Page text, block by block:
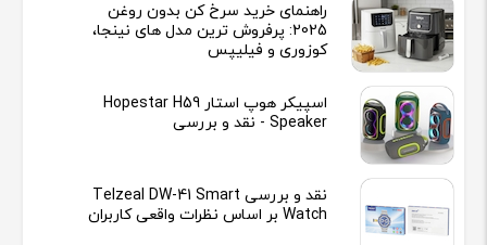
راهنمای خرید سرخ کن بدون روغن
2025: پرفروش ترین مدل های نینجا،
کوزوری و فیلیپس
اسپیکر هوپ استار Hopestar H59
Speaker - نقد و بررسی
نقد و بررسی Telzeal DW-41 Smart
Watch بر اساس نظرات واقعی کاربران